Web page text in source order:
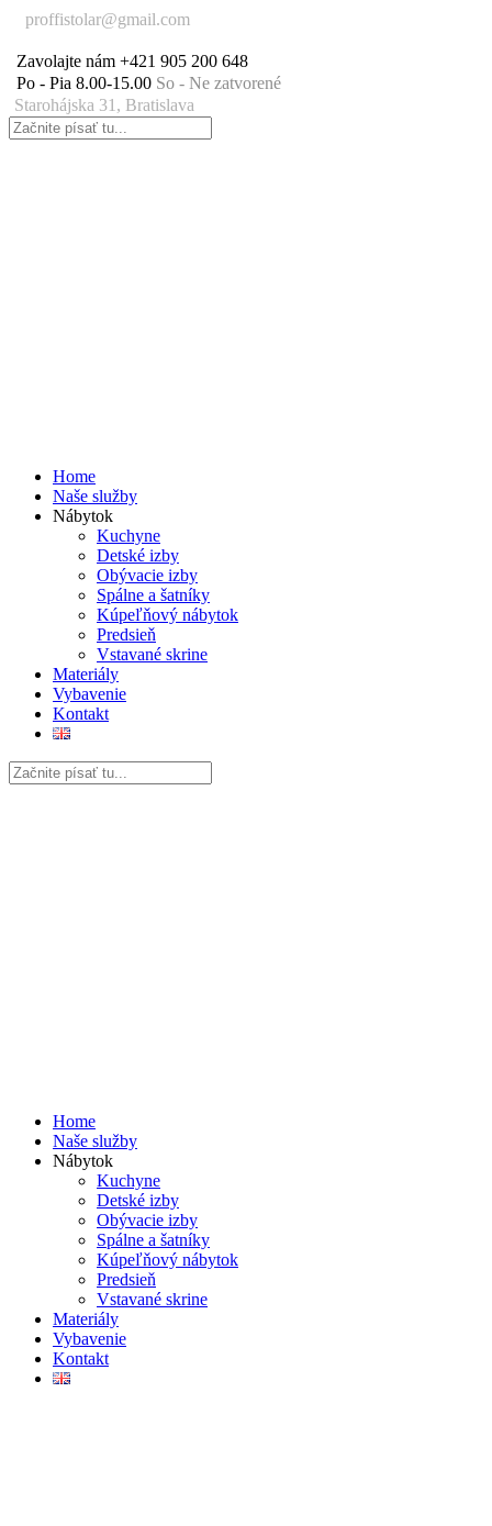
proffistolar@gmail.com
Zavolajte nám +421 905 200 648
Po - Pia 8.00-15.00 So - Ne zatvorené
Starohájska 31, Bratislava
Home
Naše služby
Nábytok
Kuchyne
Detské izby
Obývacie izby
Spálne a šatníky
Kúpeľňový nábytok
Predsieň
Vstavané skrine
Materiály
Vybavenie
Kontakt
Home
Naše služby
Nábytok
Kuchyne
Detské izby
Obývacie izby
Spálne a šatníky
Kúpeľňový nábytok
Predsieň
Vstavané skrine
Materiály
Vybavenie
Kontakt